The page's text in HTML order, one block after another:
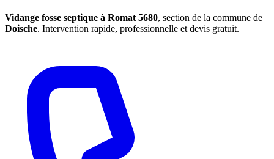
Vidange fosse septique à Romat 5680, section de la commune de
Doische. Intervention rapide, professionnelle et devis gratuit.